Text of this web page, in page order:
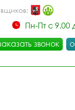
Пн-Пт с 9.00
звонок